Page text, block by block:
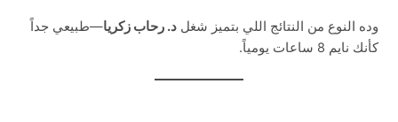
وده النوع من النتائج اللي بتميز شغلد. رحاب زكريا—طبيعي جداً
كأنك نايم 8 ساعات يومياً.